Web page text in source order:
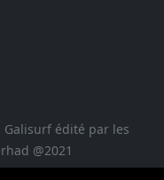
Galisurf édité par les
@2021